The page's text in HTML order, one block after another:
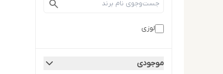
لوزی
موجودی